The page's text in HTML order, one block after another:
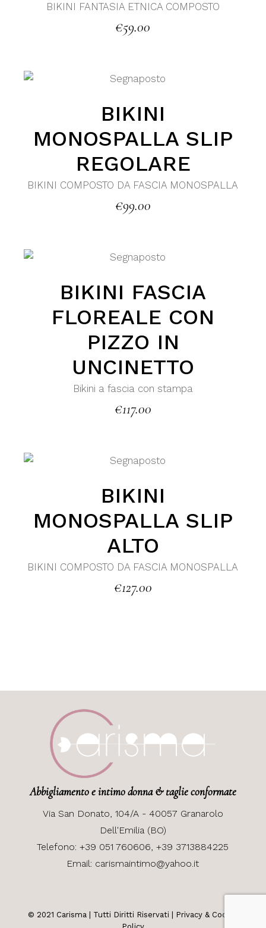
BIKINI FANTASIA ETNICA COMPOSTO
€59.00
BIKINI
MONOSPALLA SLIP
REGOLARE
BIKINI COMPOSTO DA FASCIA MONOSPALLA
€99.00
BIKINI FASCIA
FLOREALE CON
PIZZO IN
UNCINETTO
Bikini a fascia con stampa
€117.00
BIKINI
MONOSPALLA SLIP
ALTO
BIKINI COMPOSTO DA FASCIA MONOSPALLA
€127.00
Abbigliamento e intimo donna & taglie conformate
Via San Donato, 104/A - 40057 Granarolo
Dell'Emilia (BO)
Telefono:+39 051 760606,+39 3713884225
Email: carismaintimo@yahoo.it
© 2021 Carisma | Tutti Diritti Riservati | Privacy & Cookie